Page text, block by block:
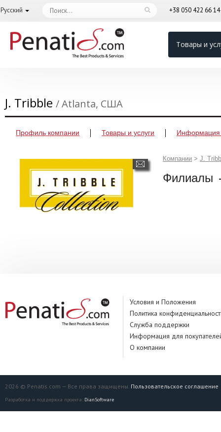
Русский +38 050 422 66 14
Товары и
J. Tribble / Atlanta, США
Профиль компании Товары и услуги Информация
Компании > J.
Филиалы
Условия и Положения
Политика
Служба поддержки
Информация для
О компании
2026 © Penatis.com — Все права защищены. Пользовательское соглашение
Разработка и поддержка проекта: DianSoftware